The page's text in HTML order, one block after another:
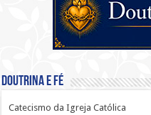
Doutrina e Fé
Catecismo da Igreja Católica